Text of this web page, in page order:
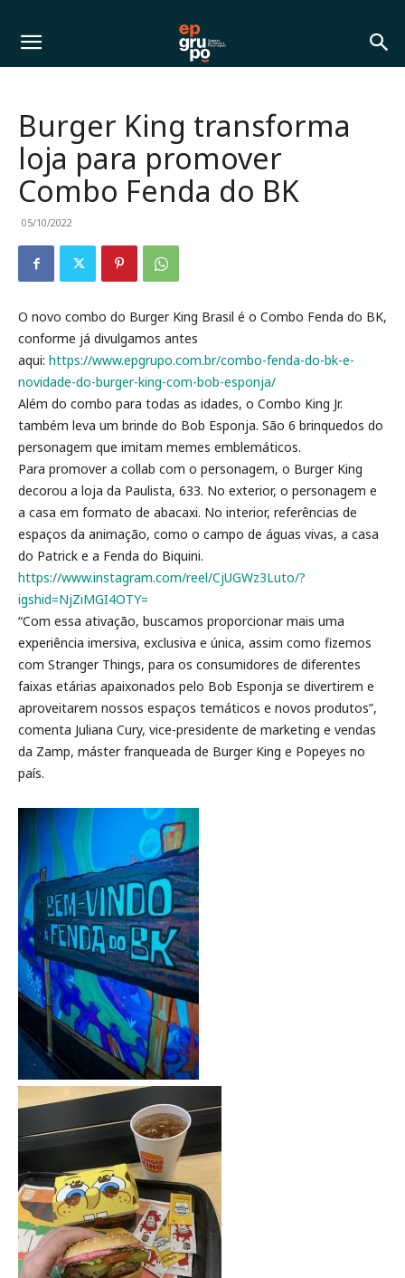
Burger King transforma
loja para promover
Combo Fenda do BK
05/10/2022
O novo combo do Burger King Brasil é o Combo Fenda do BK,
conforme já divulgamos antes
aqui: https://www.epgrupo.com.br/combo-fenda-do-bk-e-
novidade-do-burger-king-com-bob-esponja/
Além do combo para todas as idades, o Combo King Jr.
também leva um brinde do Bob Esponja. São 6 brinquedos do
personagem que imitam memes emblemáticos.
Para promover a collab com o personagem, o Burger King
decorou a loja da Paulista, 633. No exterior, o personagem e
a casa em formato de abacaxi. No interior, referências de
espaços da animação, como o campo de águas vivas, a casa
do Patrick e a Fenda do Biquini.
https://www.instagram.com/reel/CjUGWz3Luto/?
igshid=NjZiMGI4OTY=
“Com essa ativação, buscamos proporcionar mais uma
experiência imersiva, exclusiva e única, assim como fizemos
com Stranger Things, para os consumidores de diferentes
faixas etárias apaixonados pelo Bob Esponja se divertirem e
aproveitarem nossos espaços temáticos e novos produtos”,
comenta Juliana Cury, vice-presidente de marketing e vendas
da Zamp, máster franqueada de Burger King e Popeyes no
país.